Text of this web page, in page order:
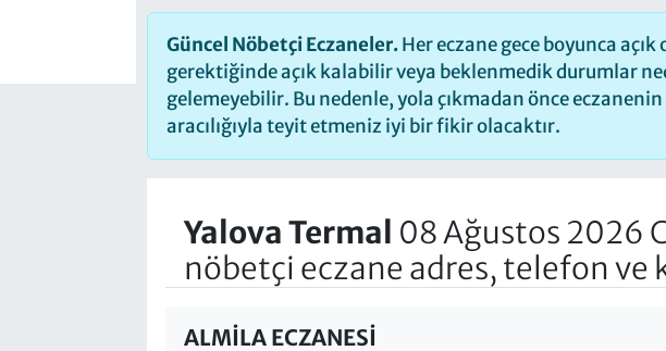
Güncel Nöbetçi Eczaneler.Her eczane gece boyunca
gerektiğinde açık kalabilir veya beklenmedik durumlar
gelemeyebilir. Bu nedenle, yola çıkmadan önce
aracılığıyla teyit etmeniz iyi bir fikir olacaktır.
Yalova Termal 08 Ağustos 2026
nöbetçi eczane adres, telefon ve
ALMİLA ECZANESİ